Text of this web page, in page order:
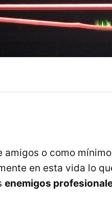
amigos o como
en esta vida lo
enemigos